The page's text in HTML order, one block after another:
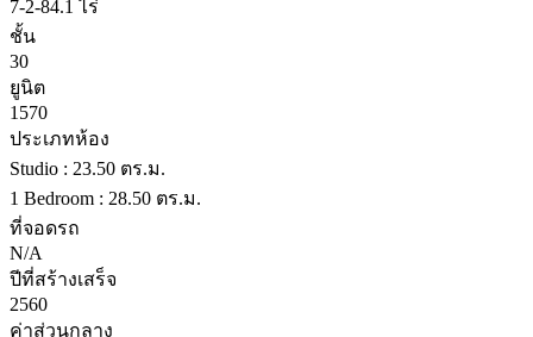
7-2-84.1 ไร่
ชั้น
30
ยูนิต
1570
ประเภทห้อง
Studio : 23.50 ตร.ม.
1 Bedroom : 28.50 ตร.ม.
ที่จอดรถ
N/A
ปีที่สร้างเสร็จ
2560
ค่าส่วนกลาง